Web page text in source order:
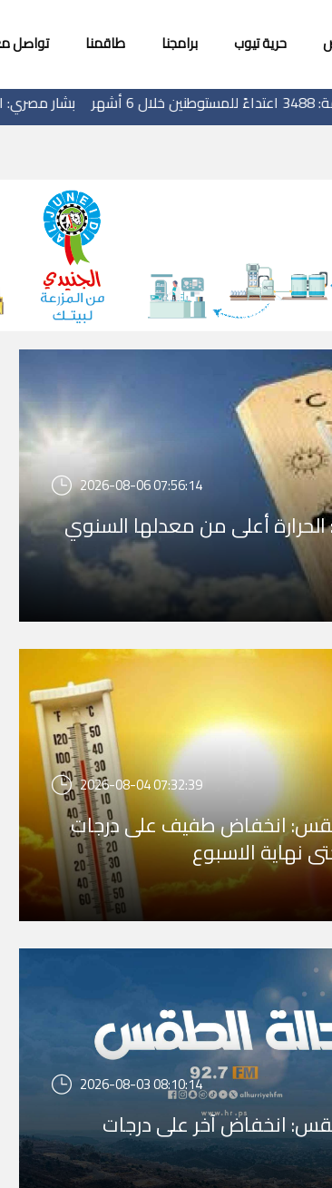
حرية تيوب برامجنا طاقمنا تواصل
بشار مصري: التصدي
2026-08-06 07:56:14
أعلى من معدلها السنوي
2026-08-04 07:32:39
انخفاض طفيف على درجات
نهاية الاسبوع
2026-08-03 08:10:14
انخفاض آخر على درجات